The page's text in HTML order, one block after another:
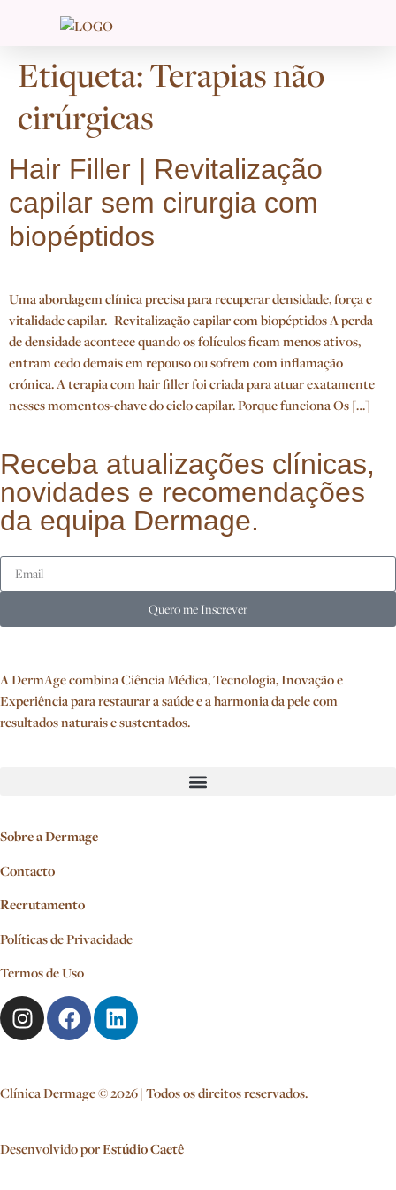
Etiqueta:Terapias não
cirúrgicas
Hair Filler | Revitalização
capilar sem cirurgia com
biopéptidos
Uma abordagem clínica precisa para recuperar densidade, força e
vitalidade capilar. Revitalização capilar com biopéptidos A perda
de densidade acontece quando os folículos ficam menos ativos,
entram cedo demais em repouso ou sofrem com inflamação
crónica. A terapia com hair filler foi criada para atuar exatamente
nesses momentos-chave do ciclo capilar. Porque funciona Os […]
Receba atualizações clínicas,
novidades e recomendações
da equipa Dermage.
Quero me Inscrever
A DermAge combina Ciência Médica, Tecnologia, Inovação e
Experiência para restaurar a saúde e a harmonia da pele com
resultados naturais e sustentados.
Sobre a Dermage
Contacto
Recrutamento
Políticas de Privacidade
Termos de Uso
Clínica Dermage © 2026 | Todos os direitos reservados.
Desenvolvido porEstúdio Caetê